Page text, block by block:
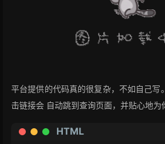
平台提供的代码真的很复杂，不如自己写
击链接会 自动跳到查询页面，并贴心地为
HTML